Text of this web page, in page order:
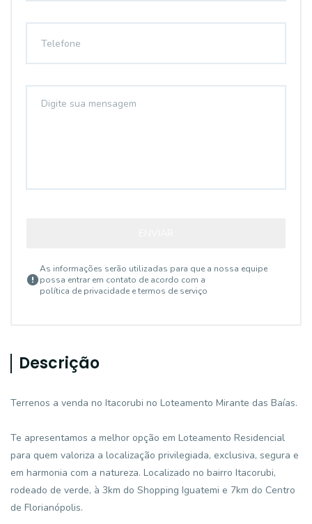
As informações serão utilizadas para que a nossa equipe
possa entrar em contato de acordo com a
política de privacidade e termos de serviço
Descrição
Terrenos a venda no Itacorubi no Loteamento Mirante das Baías.
Te apresentamos a melhor opção em Loteamento Residencial
para quem valoriza a localização privilegiada, exclusiva, segura e
em harmonia com a natureza. Localizado no bairro Itacorubi,
rodeado de verde, à 3km do Shopping Iguatemi e 7km do Centro
de Florianópolis.